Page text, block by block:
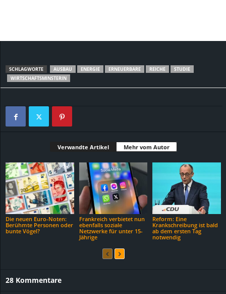
SCHLAGWORTE AUSBAU ENERGIE ERNEUERBARE REICHE
STUDIE
WIRTSCHAFTSMINSTERIN
Verwandte Artikel Mehr vom Autor
Die neuen Euro-Noten:
Berühmte Personen oder
bunte Vögel?
Frankreich verbietet nun
ebenfalls soziale
Netzwerke für unter 15-
Jährige
Reform: Eine
Krankschreibung ist bald
ab dem ersten Tag
notwendig
28 Kommentare